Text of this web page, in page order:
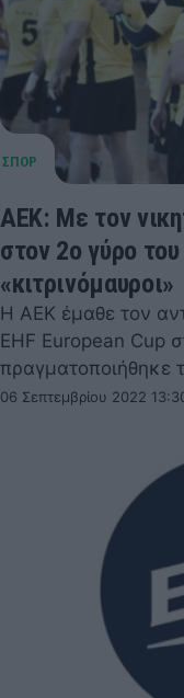
ΑΕΚ: Με τον
στον 2ο γύρο του
«κιτρινόμαυροι»
Η ΑΕΚ έμαθε τον
EHF European Cup
πραγματοποιήθηκε
06 Σεπτεμβρίου 2022